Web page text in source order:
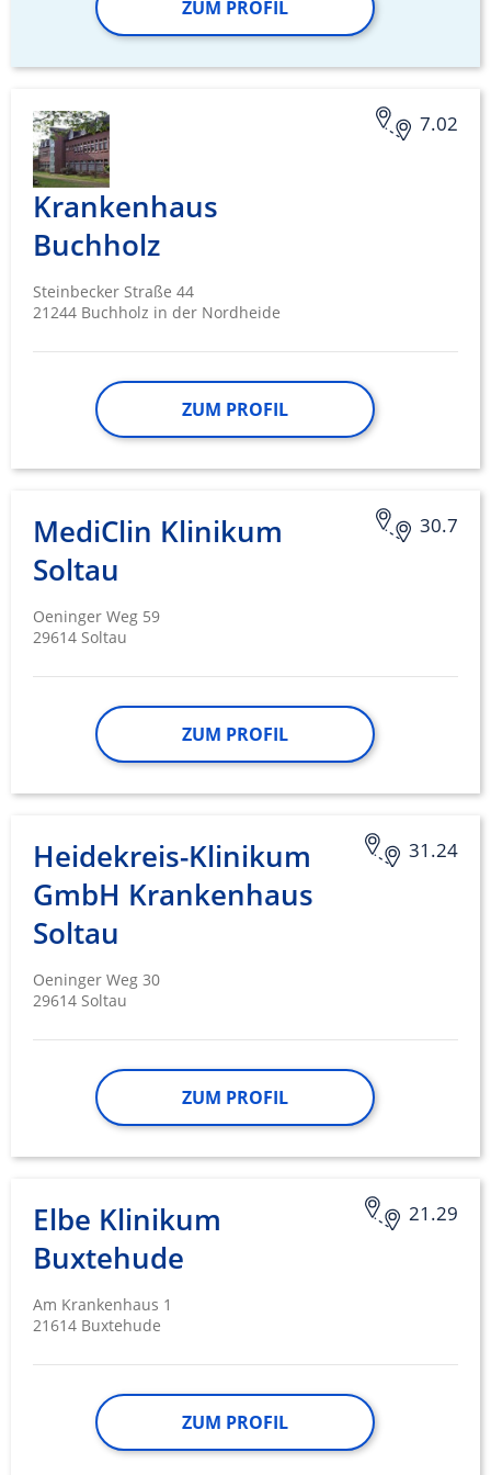
ZUM PROFIL
7.02
Krankenhaus
Buchholz
Steinbecker Straße 44
21244 Buchholz in der Nordheide
ZUM PROFIL
30.7
MediClin Klinikum
Soltau
Oeninger Weg 59
29614 Soltau
ZUM PROFIL
31.24
Heidekreis-Klinikum
GmbH Krankenhaus
Soltau
Oeninger Weg 30
29614 Soltau
ZUM PROFIL
21.29
Elbe Klinikum
Buxtehude
Am Krankenhaus 1
21614 Buxtehude
ZUM PROFIL
Verwendung reduzierter Daten zur Auswahl
von Inhalten
IAB-Besonderheiten:
Geräte anhand von aktiv angeforderten
Informationen identifizieren
Nicht-IAB-Verarbeitungszwecke:
Notwendig
Performance